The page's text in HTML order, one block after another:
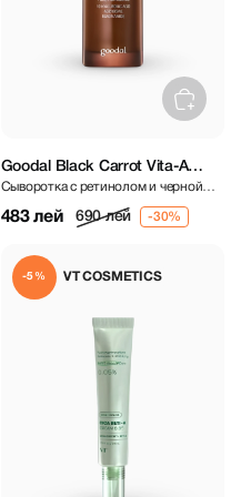
Goodal Black Carrot Vita-A
Retinol Firming Ampoule 30 ml
Сыворотка с ретинолом и черной
483 лей 690 лей
VT COSMETICS
-5%